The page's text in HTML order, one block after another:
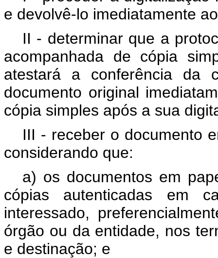
e devolvê-lo imediatamente
II - determinar que a
acompanhada de cópia
atestará a conferência da
documento original
cópia simples após a sua
III - receber o documento
considerando que:
a) os documentos em
cópias autenticadas em
interessado,
órgão ou da entidade, nos
e destinação; e